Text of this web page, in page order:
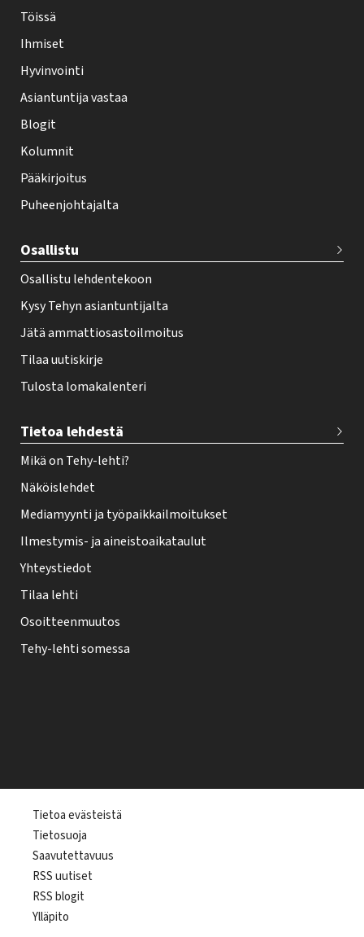
-
e
h
t
i
f
o
t
r
Töissä
Ihmiset
Hyvinvointi
Asiantuntija vastaa
Blogit
Kolumnit
Pääkirjoitus
Puheenjohtajalta
Osallistu
Osallistu lehdentekoon
Kysy Tehyn asiantuntijalta
Jätä ammattiosastoilmoitus
Tilaa uutiskirje
Tulosta lomakalenteri
Tietoa lehdestä
Mikä on Tehy-lehti?
Näköislehdet
Mediamyynti ja työpaikkailmoitukset
Ilmestymis- ja aineistoaikataulut
Yhteystiedot
Tilaa lehti
Osoitteenmuutos
Tehy-lehti somessa
Tietoa evästeistä
Tietosuoja
Saavutettavuus
RSS uutiset
RSS blogit
Ylläpito